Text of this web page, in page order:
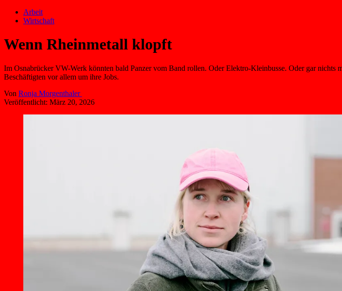
Arbeit
Wirtschaft
Wenn Rheinmetall klopft
Im Osnabrücker VW-Werk könnten bald Panzer vom Band rollen. Oder Elektro-Kleinbusse. Oder gar
Beschäftigten vor allem um ihre Jobs.
Von Ronja Morgenthaler
Veröffentlicht: März 20, 2026